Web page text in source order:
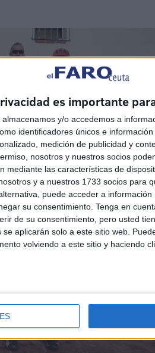
es importante
almacenamos y/o accedemos a
identificadores únicos e
medición de publicidad y
nosotros y nuestros socios
mediante las características de
y a nuestros 1733 socios para
puede acceder a
su consentimiento. Tenga en
de su consentimiento, pero usted
aplicarán solo a este sitio web.
volviendo a este sitio y haciendo